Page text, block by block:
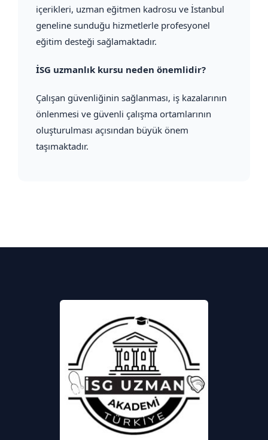
içerikleri, uzman eğitmen kadrosu ve İstanbul
geneline sunduğu hizmetlerle profesyonel
eğitim desteği sağlamaktadır.
İSG uzmanlık kursu neden önemlidir?
Çalışan güvenliğinin sağlanması, iş kazalarının
önlenmesi ve güvenli çalışma ortamlarının
oluşturulması açısından büyük önem
taşımaktadır.